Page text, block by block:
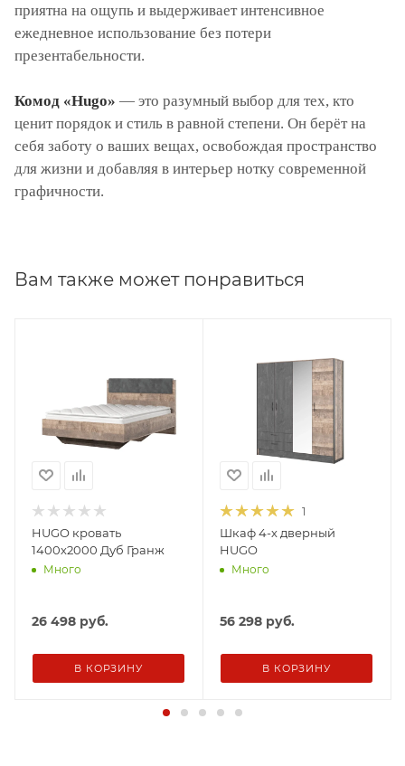
приятна на ощупь и выдерживает интенсивное
ежедневное использование без потери
презентабельности.
Комод «Hugo» — это разумный выбор для тех, кто
ценит порядок и стиль в равной степени. Он берёт на
себя заботу о ваших вещах, освобождая пространство
для жизни и добавляя в интерьер нотку современной
графичности.
Вам также может понравиться
HUGO кровать
1400х2000 Дуб Гранж
Много
26 498 руб.
В КОРЗИНУ
1
Шкаф 4-х дверный
HUGO
Много
56 298 руб.
В КОРЗИНУ